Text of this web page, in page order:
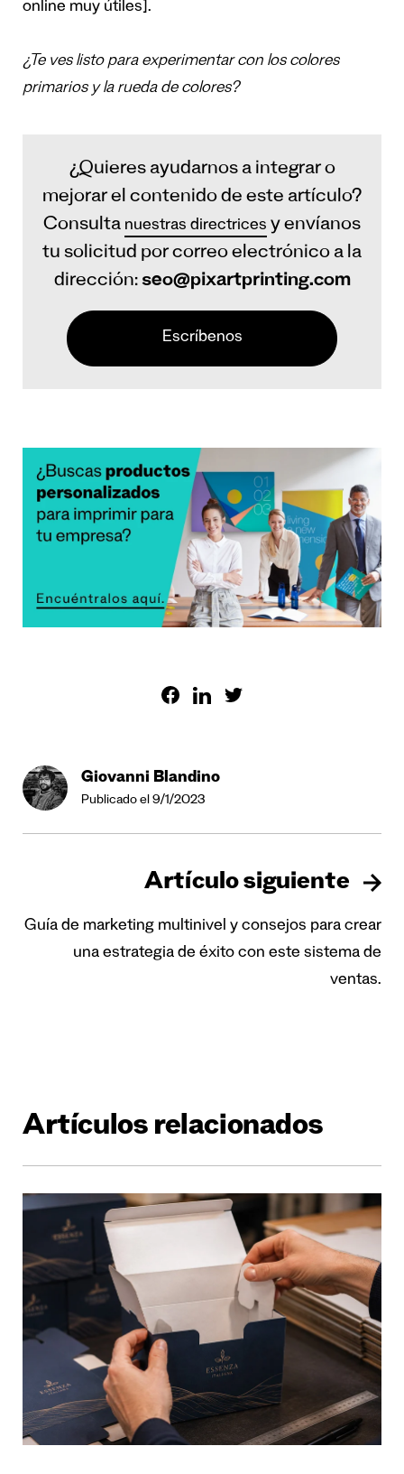
online muy útiles].
¿Te ves listo para experimentar con los colores
primarios y la rueda de colores?
¿Quieres ayudarnos a integrar o
mejorar el contenido de este artículo?
Consulta nuestras directrices y envíanos
tu solicitud por correo electrónico a la
dirección:seo@pixartprinting.com
Escríbenos
Giovanni Blandino
Publicado el 9/1/2023
Artículo siguiente
Guía de marketing multinivel y consejos para crear
una estrategia de éxito con este sistema de
ventas.
Artículos relacionados